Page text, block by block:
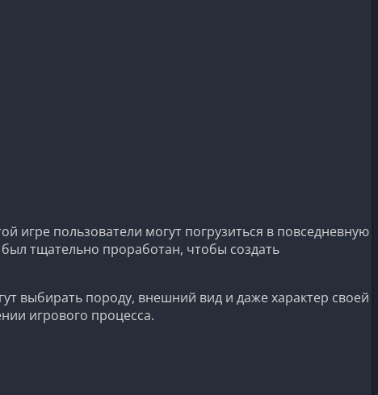
игре пользователи могут погрузиться в повседневную
тщательно проработан, чтобы создать
выбирать породу, внешний вид и даже характер своей
игрового процесса.